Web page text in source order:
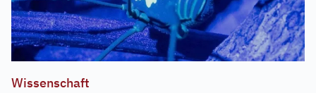
Wissenschaft